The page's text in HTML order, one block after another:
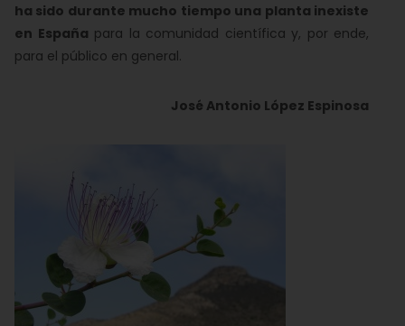
ha sido durante mucho tiempo una planta inexiste
en España para la comunidad científica y, por ende,
para el público en general.
José Antonio López Espinosa